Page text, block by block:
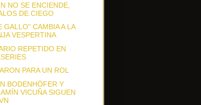
NO SE ENCIENDE,
DE CIEGO
GALLO" CAMBIA A LA
VESPERTINA
REPETIDO EN
PARA UN ROL
BODENHÖFER Y
VICUÑA SIGUEN